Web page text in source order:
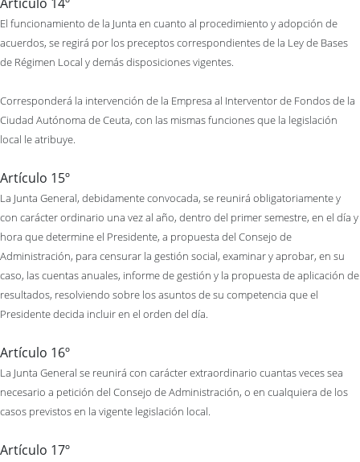
El funcionamiento de la Junta en cuanto al procedimiento y adopción de
acuerdos, se regirá por los preceptos correspondientes de la Ley de Bases
de Régimen Local y demás disposiciones vigentes.
Corresponderá la intervención de la Empresa al Interventor de Fondos de la
Ciudad Autónoma de Ceuta, con las mismas funciones que la legislación
local le atribuye.
Artículo 15º
La Junta General, debidamente convocada, se reunirá obligatoriamente y
con carácter ordinario una vez al año, dentro del primer semestre, en el día y
hora que determine el Presidente, a propuesta del Consejo de
Administración, para censurar la gestión social, examinar y aprobar, en su
caso, las cuentas anuales, informe de gestión y la propuesta de aplicación de
resultados, resolviendo sobre los asuntos de su competencia que el
Presidente decida incluir en el orden del día.
Artículo 16º
La Junta General se reunirá con carácter extraordinario cuantas veces sea
necesario a petición del Consejo de Administración, o en cualquiera de los
casos previstos en la vigente legislación local.
Artículo 17º